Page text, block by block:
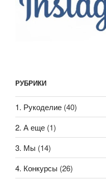
РУБРИКИ
1. Рукоделие (40)
2. А еще (1)
3. Мы (14)
4. Конкурсы (26)